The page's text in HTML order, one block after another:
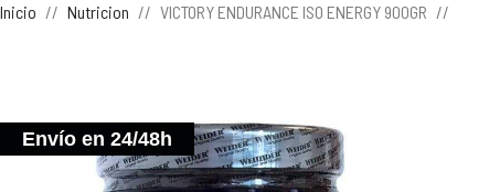
Inicio Nutricion VICTORY ENDURANCE ISO ENERGY 900GR
Envío en 24/48h